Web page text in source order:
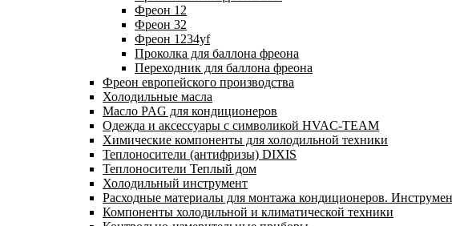
Фреон 12
Фреон 32
Фреон 1234yf
Проколка для баллона фреона
Переходник для баллона фреона
Фреон европейского производства
Холодильные масла
Масло PAG для кондиционеров
Одежда и аксессуары с символикой HVAC-TEAM
Химические компоненты для холодильной техники
Теплоносители (антифризы) DIXIS
Теплоносители Теплый дом
Холодильный инструмент
Расходные материалы для монтажа кондиционеров.
Компоненты холодильной и климатической техники